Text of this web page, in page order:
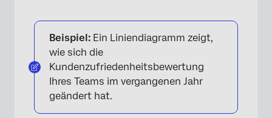
Beispiel: Ein Liniendiagramm zeigt,
wie sich die
Kundenzufriedenheitsbewertung
Ihres Teams im vergangenen Jahr
geändert hat.